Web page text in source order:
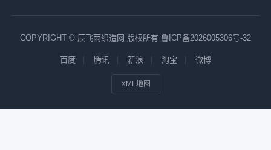
COPYRIGHT © 辰飞雨织造网 版权所有 鲁ICP备2026005306号-32
百度 腾讯 新浪 淘宝 微博
XML地图